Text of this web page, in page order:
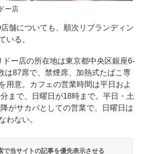
ー店
舗についても、順次リブランディン
いる。
ドー店の所在地は東京都中央区銀座6‐
は87席で、禁煙席、加熱式たばこ専
用意。カフェの営業時間は平日およ
まで、日曜日が18時まで。平日・土
がサカバとしての営業で、日曜日は
わない。
で当サイトの記事を優先表示させる